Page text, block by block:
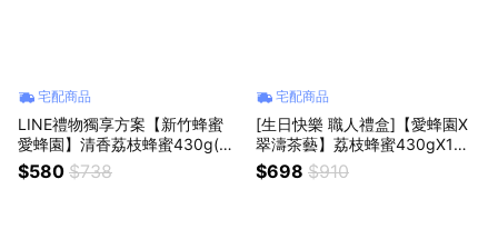
宅配商品
LINE禮物獨享方案【新竹蜂蜜
愛蜂園】清香荔枝蜂蜜430g(禮
盒裝)+蜂蜜氣泡飲X2瓶
$580 $738
宅配商品
[生日快樂 職人禮盒]【愛蜂園X
翠濤茶藝】荔枝蜂蜜430gX1瓶
+ 杉林溪烏龍紅茶包2.5gX10包
$698 $910